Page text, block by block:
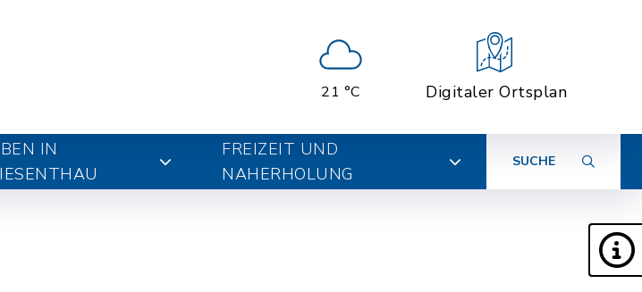
21 °C Digitaler Ortsplan
IN
FREIZEIT UND
NAHERHOLUNG
SUCHE